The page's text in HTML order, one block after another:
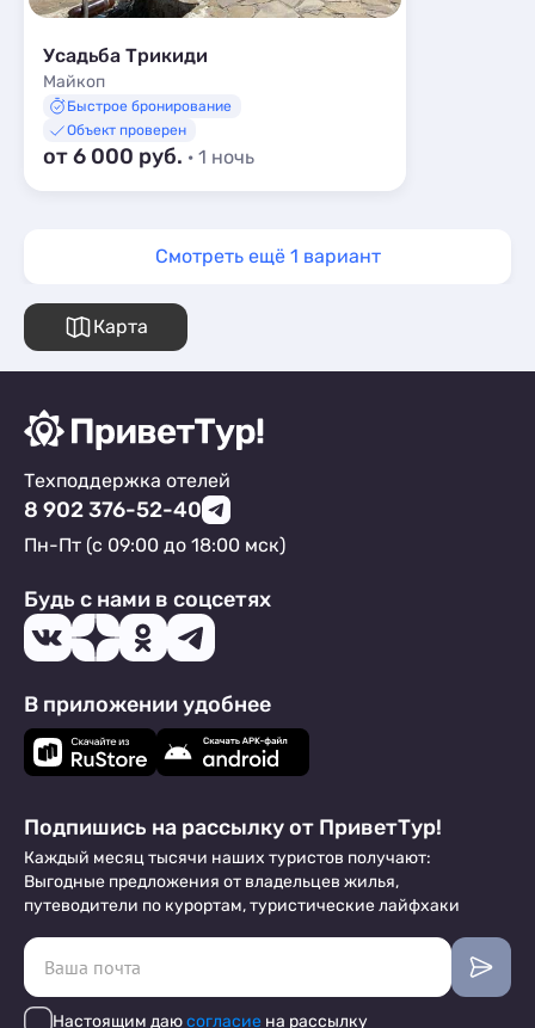
Усадьба Трикиди
Майкоп
Быстрое бронирование
Объект проверен
от 6 000 руб. · 1 ночь
Смотреть ещё 1 вариант
Карта
Техподдержка отелей
8 902 376-52-40
Пн-Пт (с 09:00 до 18:00 мск)
Будь с нами в соцсетях
В приложении удобнее
Подпишись на рассылку от ПриветТур!
Каждый месяц тысячи наших туристов получают:
Выгодные предложения от владельцев жилья,
путеводители по курортам, туристические лайфхаки
Настоящим даюсогласие на рассылку